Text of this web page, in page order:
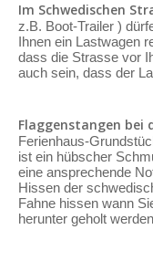
Im Schwedischen
z.B. Boot-Trailer )
Ihnen ein Lastwagen
dass die Strasse vor
auch sein, dass der
Flaggenstangen bei
Ferienhaus-
ist ein hübscher
eine ansprechende
Hissen der
Fahne hissen wann
herunter geholt